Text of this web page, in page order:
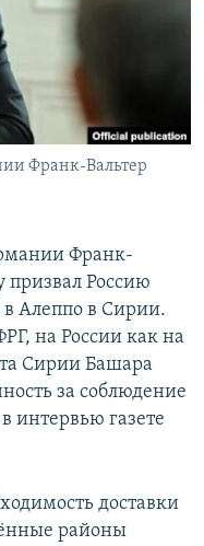
Франк-Вальтер
Франк-
призвал Россию
в Алеппо в Сирии.
на России как на
Сирии Башара
за соблюдение
интервью газете
доставки
районы